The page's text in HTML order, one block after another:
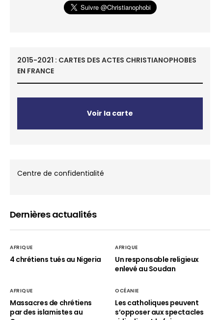
2015-2021 : CARTES DES ACTES CHRISTIANOPHOBES
EN FRANCE
Voir la carte
Centre de confidentialité
Dernières actualités
AFRIQUE
4 chrétiens tués au Nigeria
AFRIQUE
Un responsable religieux
enlevé au Soudan
AFRIQUE
Massacres de chrétiens
par des islamistes au
OCÉANIE
Les catholiques peuvent
s’opposer aux spectacles